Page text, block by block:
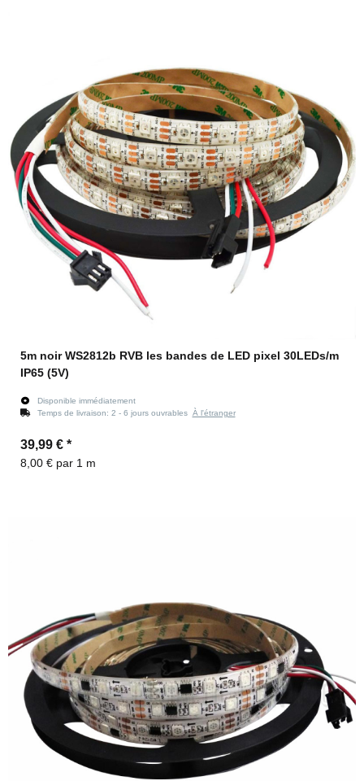
5m noir WS2812b RVB les bandes de LED pixel 30LEDs/m
IP65 (5V)
Disponible immédiatement
Temps de livraison: 2 - 6 jours ouvrables À l'étranger
39,99 € *
8,00 € par 1 m